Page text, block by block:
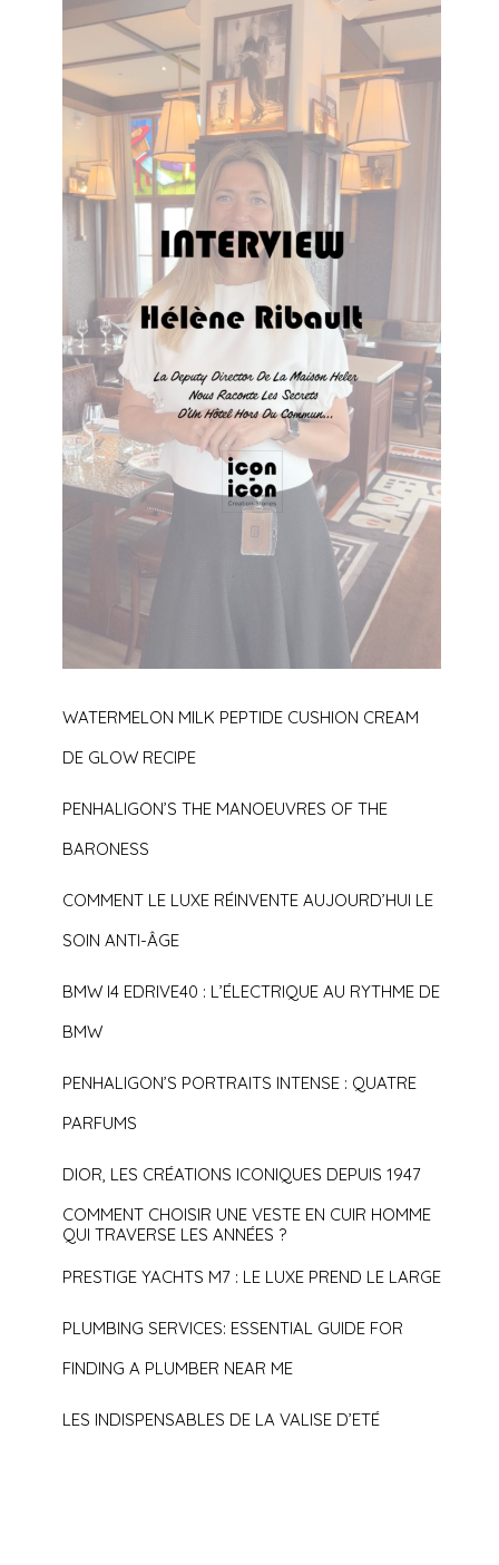
WATERMELON MILK PEPTIDE CUSHION CREAM
DE GLOW RECIPE
PENHALIGON’S THE MANOEUVRES OF THE
BARONESS
COMMENT LE LUXE RÉINVENTE AUJOURD’HUI LE
SOIN ANTI-ÂGE
BMW I4 EDRIVE40 : L’ÉLECTRIQUE AU RYTHME DE
BMW
PENHALIGON’S PORTRAITS INTENSE : QUATRE
PARFUMS
DIOR, LES CRÉATIONS ICONIQUES DEPUIS 1947
COMMENT CHOISIR UNE VESTE EN CUIR HOMME
QUI TRAVERSE LES ANNÉES ?
PRESTIGE YACHTS M7 : LE LUXE PREND LE LARGE
PLUMBING SERVICES: ESSENTIAL GUIDE FOR
FINDING A PLUMBER NEAR ME
LES INDISPENSABLES DE LA VALISE D’ETÉ